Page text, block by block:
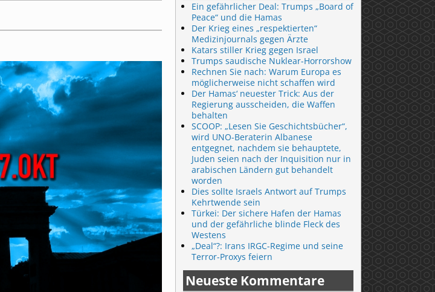
Ein gefährlicher Deal: Trumps „Board of
Peace“ und die Hamas
Der Krieg eines „respektierten“
Medizinjournals gegen Ärzte
Katars stiller Krieg gegen Israel
Trumps saudische Nuklear-Horrorshow
Rechnen Sie nach: Warum Europa es
möglicherweise nicht schaffen wird
Der Hamas‘ neuester Trick: Aus der
Regierung ausscheiden, die Waffen
behalten
SCOOP: „Lesen Sie Geschichtsbücher“,
wird UNO-Beraterin Albanese
entgegnet, nachdem sie behauptete,
Juden seien nach der Inquisition nur in
arabischen Ländern gut behandelt
worden
Dies sollte Israels Antwort auf Trumps
Kehrtwende sein
Türkei: Der sichere Hafen der Hamas
und der gefährliche blinde Fleck des
Westens
„Deal“?: Irans IRGC-Regime und seine
Terror-Proxys feiern
Neueste Kommentare